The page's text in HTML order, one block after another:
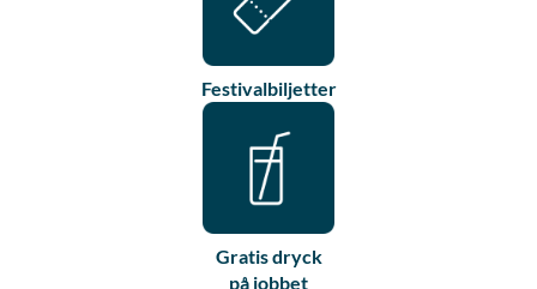
Festivalbiljetter
Gratis dryck
på jobbet